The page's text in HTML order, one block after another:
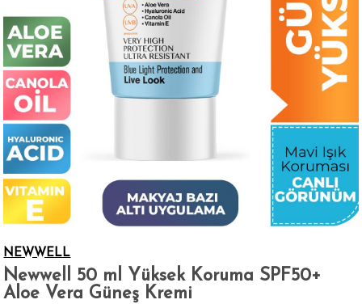
NEWWELL
Newwell 50 ml Yüksek Koruma SPF50+
Aloe Vera Güneş Kremi